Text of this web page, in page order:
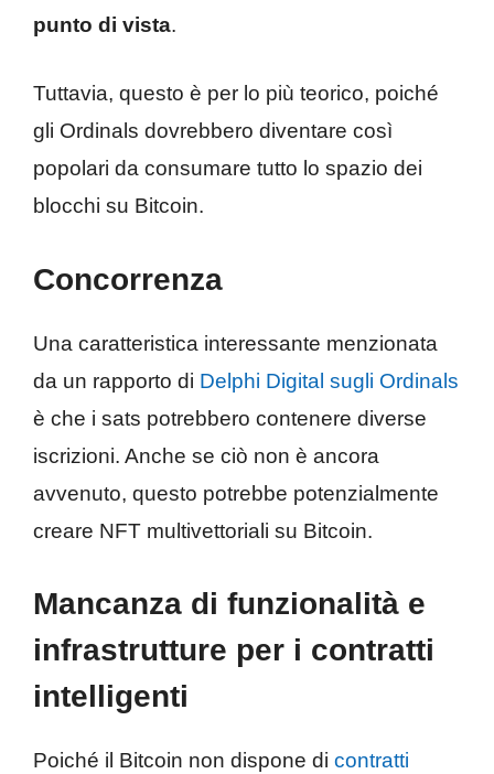
punto di vista.
Tuttavia, questo è per lo più teorico, poiché
gli Ordinals dovrebbero diventare così
popolari da consumare tutto lo spazio dei
blocchi su Bitcoin.
Concorrenza
Una caratteristica interessante menzionata
da un rapporto di Delphi Digital sugli Ordinals
è che i sats potrebbero contenere diverse
iscrizioni. Anche se ciò non è ancora
avvenuto, questo potrebbe potenzialmente
creare NFT multivettoriali su Bitcoin.
Mancanza di funzionalità e
infrastrutture per i contratti
intelligenti
Poiché il Bitcoin non dispone di contratti